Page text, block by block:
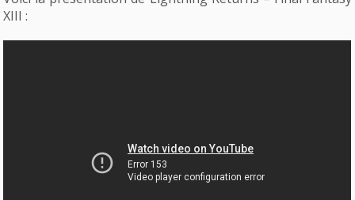
XIII :